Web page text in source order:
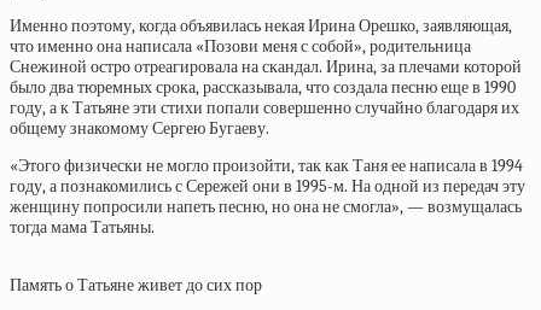
Именно поэтому, когда объявилась некая Ирина Орешко, заявляющая,
что именно она написала «Позови меня с собой», родительница
Снежиной остро отреагировала на скандал. Ирина, за плечами которой
было два тюремных срока, рассказывала, что создала песню еще в 1990
году, а к Татьяне эти стихи попали совершенно случайно благодаря их
общему знакомому Сергею Бугаеву.
«Этого физически не могло произойти, так как Таня ее написала в 1994
году, а познакомились с Сережей они в 1995-м. На одной из передач эту
женщину попросили напеть песню, но она не смогла», — возмущалась
тогда мама Татьяны.
Память о Татьяне живет до сих пор